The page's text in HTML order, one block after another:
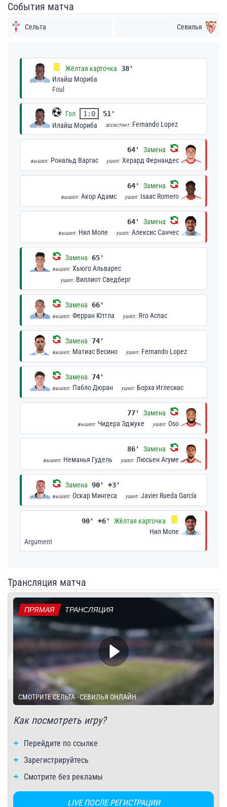
События матча
Сельта Севилья
Жёлтая карточка 38'
Илайш Мориба
Foul
Гол 1:0
51'
Илайш Мориба
ассистент: Fernando Lopez
64' Замена
вышел: Рональд Варгас ушел: Херард Фернандес
64' Замена
вышел: Акор Адамс ушел: Isaac Romero
64' Замена
вышел: Нил Мопе ушел: Алексис Санчес
Замена 65'
вышел: Хьюго Альварес
ушел: Виллиот Сведберг
Замена 66'
вышел: Ферран Ютгла ушел: Яго Аспас
Замена 74'
вышел: Матиас Весино ушел: Fernando Lopez
Замена 74'
вышел: Пабло Дюран ушел: Борха Иглесиас
77' Замена
вышел: Чидера Эджуке ушел: Oso
86' Замена
вышел: Неманья Гудель ушел: Люсьен Агуме
Замена 90' +3'
вышел: Оскар Мингеса ушел: Javier Rueda García
90' +6'
Жёлтая карточка
Нил Мопе
Argument
Трансляция матча
ПРЯМАЯ ТРАНСЛЯЦИЯ
СМОТРИТЕ СЕЛЬТА - СЕВИЛЬЯ ОНЛАЙН
Как посмотреть игру?
Перейдите по ссылке
Зарегистрируйтесь
Смотрите без рекламы
LIVE ПОСЛЕ РЕГИСТРАЦИИ